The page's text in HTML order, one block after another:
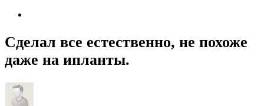
Сделал все естественно, не похоже
даже на ипланты.